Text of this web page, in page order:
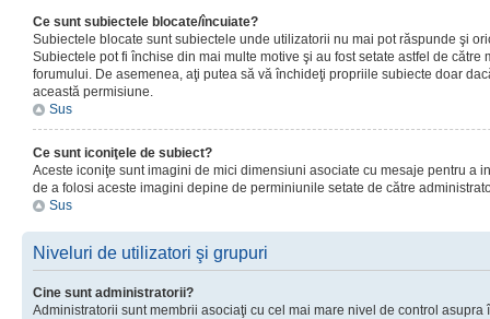
Ce sunt subiectele blocate/încuiate?
Subiectele blocate sunt subiectele unde utilizatorii nu mai pot răspunde şi
Subiectele pot fi închise din mai multe motive şi au fost setate astfel de către
forumului. De asemenea, aţi putea să vă închideţi propriile subiecte doar
această permisiune.
Sus
Ce sunt iconiţele de subiect?
Aceste iconiţe sunt imagini de mici dimensiuni asociate cu mesaje pentru a
de a folosi aceste imagini depine de perminiunile setate de către
Sus
Niveluri de utilizatori şi grupuri
Cine sunt administratorii?
Administratorii sunt membrii asociaţi cu cel mai mare nivel de control asupra